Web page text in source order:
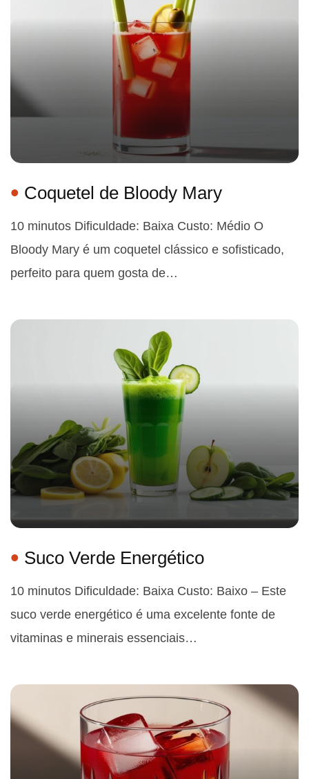
Coquetel de Bloody Mary
10 minutos Dificuldade: Baixa Custo: Médio O
Bloody Mary é um coquetel clássico e sofisticado,
perfeito para quem gosta de…
Suco Verde Energético
10 minutos Dificuldade: Baixa Custo: Baixo – Este
suco verde energético é uma excelente fonte de
vitaminas e minerais essenciais…